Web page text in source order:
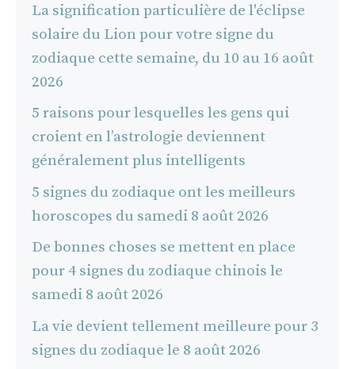
La signification particulière de l'éclipse
solaire du Lion pour votre signe du
zodiaque cette semaine, du 10 au 16 août
2026
5 raisons pour lesquelles les gens qui
croient en l’astrologie deviennent
généralement plus intelligents
5 signes du zodiaque ont les meilleurs
horoscopes du samedi 8 août 2026
De bonnes choses se mettent en place
pour 4 signes du zodiaque chinois le
samedi 8 août 2026
La vie devient tellement meilleure pour 3
signes du zodiaque le 8 août 2026